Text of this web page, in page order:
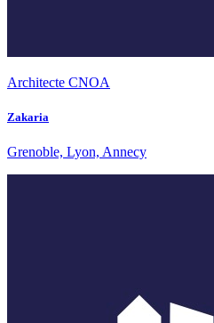
Architecte CNOA
Zakaria
Grenoble, Lyon, Annecy